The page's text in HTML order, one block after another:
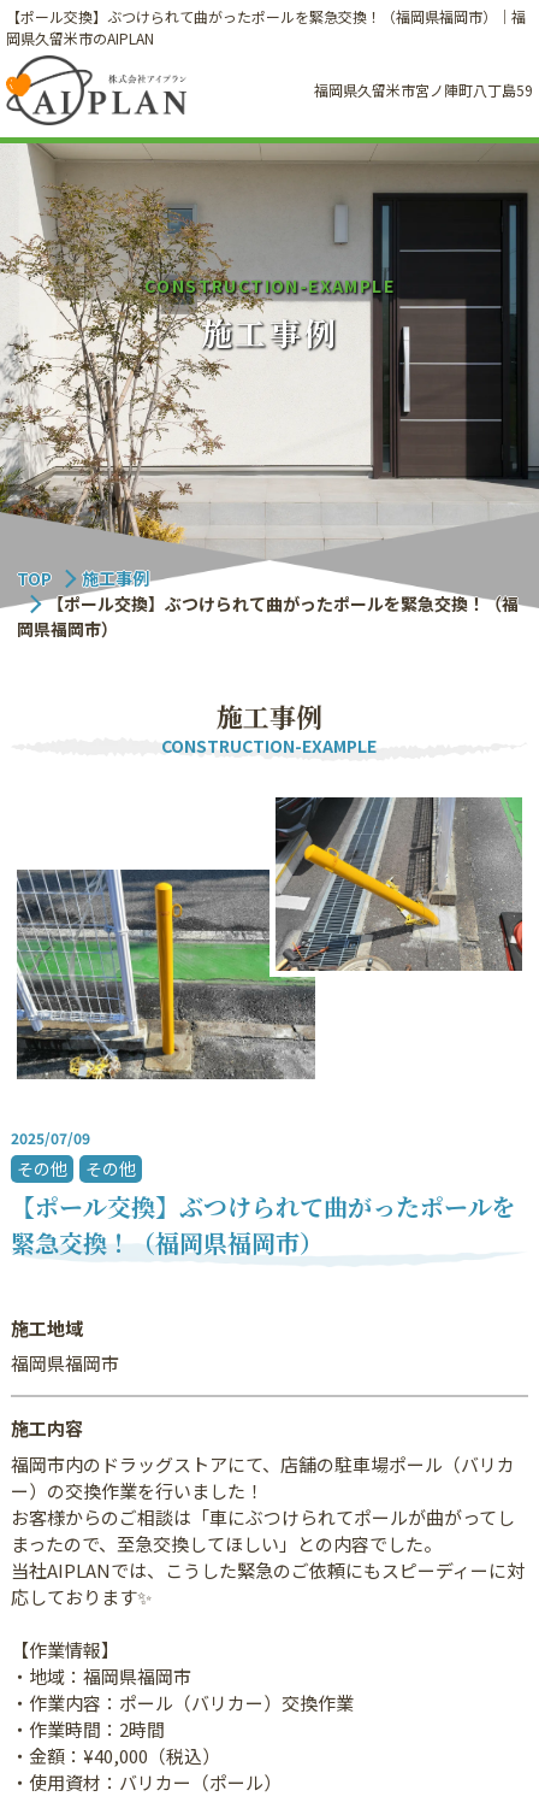
【ポール交換】ぶつけられて曲がったポールを緊急交換！（福岡県福岡市）｜福
岡県久留米市のAIPLAN
福岡県久留米市宮ノ陣町八丁島59
CONSTRUCTION-EXAMPLE
施工事例
TOP
施工事例
【ポール交換】ぶつけられて曲がったポールを緊急交換！（福
岡県福岡市）
施工事例
CONSTRUCTION-EXAMPLE
2025/07/09
その他 その他
【ポール交換】ぶつけられて曲がったポールを
緊急交換！（福岡県福岡市）
施工地域
福岡県福岡市
施工内容
福岡市内のドラッグストアにて、店舗の駐車場ポール（バリカ
ー）の交換作業を行いました！
お客様からのご相談は「車にぶつけられてポールが曲がってし
まったので、至急交換してほしい」との内容でした。
当社AIPLANでは、こうした緊急のご依頼にもスピーディーに対
応しております✨
【作業情報】
・地域：福岡県福岡市
・作業内容：ポール（バリカー）交換作業
・作業時間：2時間
・金額：¥40,000（税込）
・使用資材：バリカー（ポール）